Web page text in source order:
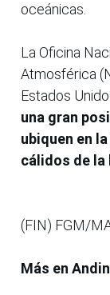
oceánicas.
La Oficina
Atmosférica
Estados
una gran
ubiquen en
cálidos de
(FIN) FGM/
Más en